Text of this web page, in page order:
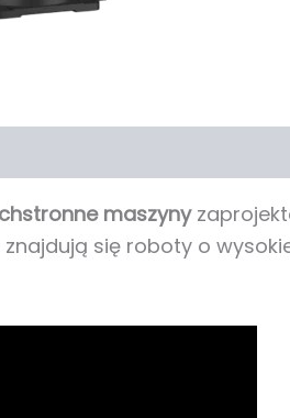
maszyny
się roboty o